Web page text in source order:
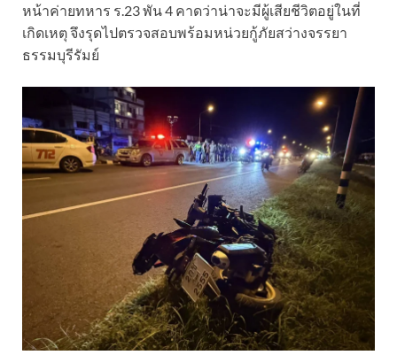
หน้าค่ายทหาร ร.23 พัน 4 คาดว่าน่าจะมีผู้เสียชีวิตอยู่ในที่
เกิดเหตุ จึงรุดไปตรวจสอบพร้อมหน่วยกู้ภัยสว่างจรรยา
ธรรมบุรีรัมย์